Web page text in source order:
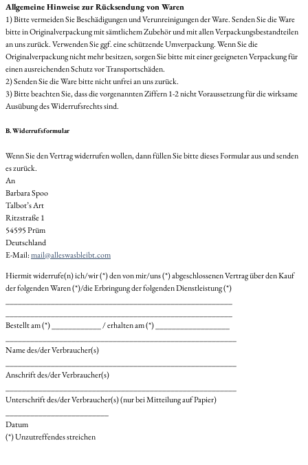
Allgemeine Hinweise zur Rücksendung von Waren
1) Bitte vermeiden Sie Beschädigungen und Verunreinigungen der Ware. Senden Sie die Ware
bitte in Originalverpackung mit sämtlichem Zubehör und mit allen Verpackungsbestandteilen
an uns zurück. Verwenden Sie ggf. eine schützende Umverpackung. Wenn Sie die
Originalverpackung nicht mehr besitzen, sorgen Sie bitte mit einer geeigneten Verpackung für
einen ausreichenden Schutz vor Transportschäden.
2) Senden Sie die Ware bitte nicht unfrei an uns zurück.
3) Bitte beachten Sie, dass die vorgenannten Ziffern 1-2 nicht Voraussetzung für die wirksame
Ausübung des Widerrufsrechts sind.
B. Widerrufsformular
Wenn Sie den Vertrag widerrufen wollen, dann füllen Sie bitte dieses Formular aus und senden
es zurück.
An
Barbara Spoo
Talbot’s Art
Ritzstraße 1
54595 Prüm
Deutschland
E-Mail:mail@alleswasbleibt.com
Hiermit widerrufe(n) ich/wir (*) den von mir/uns (*) abgeschlossenen Vertrag über den Kauf
der folgenden Waren (*)/die Erbringung der folgenden Dienstleistung (*)
Bestellt am (*) ____________ / erhalten am (*) __________________
Name des/der Verbraucher(s)
Anschrift des/der Verbraucher(s)
Unterschrift des/der Verbraucher(s) (nur bei Mitteilung auf Papier)
Datum
(*) Unzutreffendes streichen